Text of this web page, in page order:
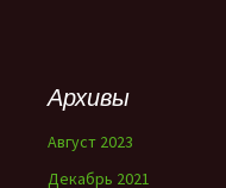
Архивы
Август 2023
Декабрь 2021